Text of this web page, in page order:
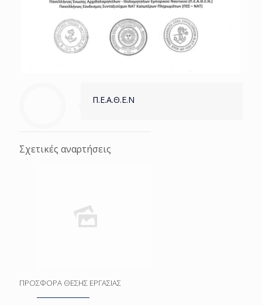
Π.Ε.Α.Θ.Ε.Ν
Σχετικές αναρτήσεις
ΠΡΟΣΦΟΡΑ ΘΕΣΗΣ ΕΡΓΑΣΙΑΣ